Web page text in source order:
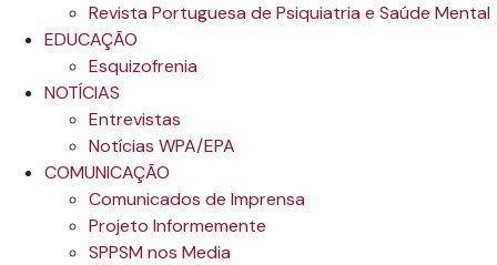
Revista Portuguesa de Psiquiatria e Saúde Mental
EDUCAÇÃO
Esquizofrenia
NOTÍCIAS
Entrevistas
Notícias WPA/EPA
COMUNICAÇÃO
Comunicados de Imprensa
Projeto Informemente
SPPSM nos Media